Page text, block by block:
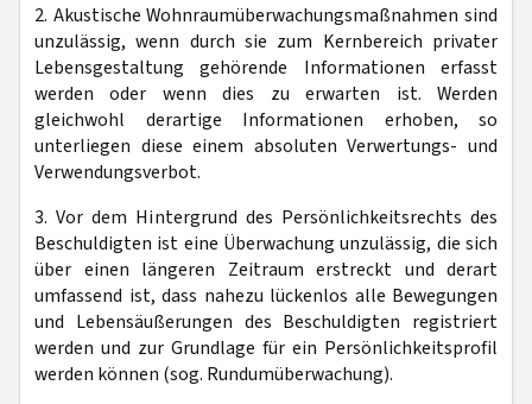
2. Akustische Wohnraumüberwachungsmaßnahmen sind
unzulässig, wenn durch sie zum Kernbereich privater
Lebensgestaltung gehörende Informationen erfasst
werden oder wenn dies zu erwarten ist. Werden
gleichwohl derartige Informationen erhoben, so
unterliegen diese einem absoluten Verwertungs- und
Verwendungsverbot.
3. Vor dem Hintergrund des Persönlichkeitsrechts des
Beschuldigten ist eine Überwachung unzulässig, die sich
über einen längeren Zeitraum erstreckt und derart
umfassend ist, dass nahezu lückenlos alle Bewegungen
und Lebensäußerungen des Beschuldigten registriert
werden und zur Grundlage für ein Persönlichkeitsprofil
werden können (sog. Rundumüberwachung).